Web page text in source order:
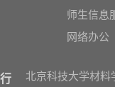
师生信息
网络办公
行
北京科技大学材料